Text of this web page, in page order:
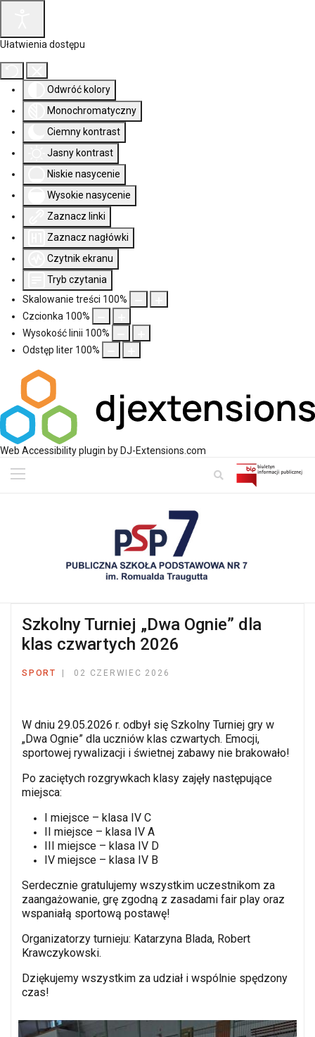
Ułatwienia dostępu
Odwróć kolory
Monochromatyczny
Ciemny kontrast
Jasny kontrast
Niskie nasycenie
Wysokie nasycenie
Zaznacz linki
Zaznacz nagłówki
Czytnik ekranu
Tryb czytania
Skalowanie treści 100%
Czcionka 100%
Wysokość linii 100%
Odstęp liter 100%
Web Accessibility plugin by DJ-Extensions.com
Szkolny Turniej „Dwa Ognie” dla
klas czwartych 2026
SPORT 02 CZERWIEC 2026
W dniu 29.05.2026 r. odbył się Szkolny Turniej gry w
„Dwa Ognie” dla uczniów klas czwartych. Emocji,
sportowej rywalizacji i świetnej zabawy nie brakowało!
Po zaciętych rozgrywkach klasy zajęły następujące
miejsca:
I miejsce – klasa IV C
II miejsce – klasa IV A
III miejsce – klasa IV D
IV miejsce – klasa IV B
Serdecznie gratulujemy wszystkim uczestnikom za
zaangażowanie, grę zgodną z zasadami fair play oraz
wspaniałą sportową postawę!
Organizatorzy turnieju: Katarzyna Blada, Robert
Krawczykowski.
Dziękujemy wszystkim za udział i wspólnie spędzony
czas!